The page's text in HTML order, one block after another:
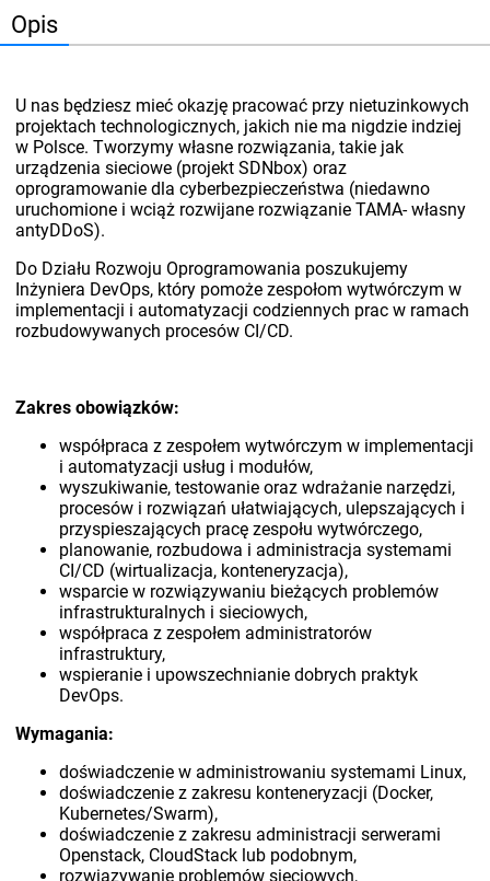
Opis
U nas będziesz mieć okazję pracować przy nietuzinkowych
projektach technologicznych, jakich nie ma nigdzie indziej
w Polsce. Tworzymy własne rozwiązania, takie jak
urządzenia sieciowe (projekt SDNbox) oraz
oprogramowanie dla cyberbezpieczeństwa (niedawno
uruchomione i wciąż rozwijane rozwiązanie TAMA- własny
antyDDoS).
Do Działu Rozwoju Oprogramowania poszukujemy
Inżyniera DevOps, który pomoże zespołom wytwórczym w
implementacji i automatyzacji codziennych prac w ramach
rozbudowywanych procesów CI/CD.
Zakres obowiązków:
współpraca z zespołem wytwórczym w implementacji
i automatyzacji usług i modułów,
wyszukiwanie, testowanie oraz wdrażanie narzędzi,
procesów i rozwiązań ułatwiających, ulepszających i
przyspieszających pracę zespołu wytwórczego,
planowanie, rozbudowa i administracja systemami
CI/CD (wirtualizacja, konteneryzacja),
wsparcie w rozwiązywaniu bieżących problemów
infrastrukturalnych i sieciowych,
współpraca z zespołem administratorów
infrastruktury,
wspieranie i upowszechnianie dobrych praktyk
DevOps.
Wymagania:
doświadczenie w administrowaniu systemami Linux,
doświadczenie z zakresu konteneryzacji (Docker,
Kubernetes/Swarm),
doświadczenie z zakresu administracji serwerami
Openstack, CloudStack lub podobnym,
rozwiązywanie problemów sieciowych,